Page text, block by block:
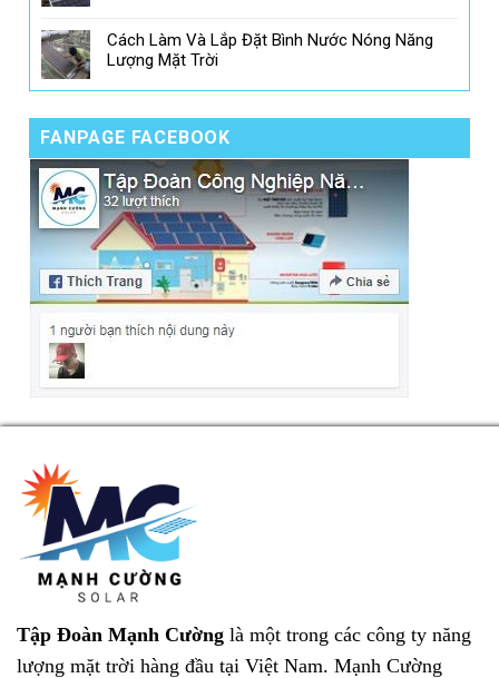
Cách Làm Và Lắp Đặt Bình Nước Nóng Năng
Lượng Mặt Trời
FANPAGE FACEBOOK
Tập Đoàn Mạnh Cường là một trong các công ty năng
lượng mặt trời hàng đầu tại Việt Nam. Mạnh Cường